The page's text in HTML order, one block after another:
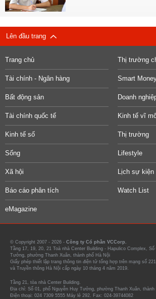
Lên đầu trang
Trang chủ Thị trường
Tài chính - Ngân hàng Smart
Bất động sản Doanh
Tài chính quốc tế Kinh tế vĩ
Kinh tế số Thị trường
Sống Lifestyle
Xã hội Lịch sự kiện
Báo cáo phân tích Watch List
eMagazine
© Copyright 2007 - 2026 - Công ty Cổ phần VCCorp.
Tầng 17, 19, 20, 21 Toà nhà Center Building - Hapulico Complex,
Tưởng, phường Thanh Xuân, thành phố Hà Nội
Giấy phép thiết lập trang thông tin điện tử tổng hợp trên mạng số
và Truyền thông Hà Nội cấp ngày 10 tháng 4 năm 2019.
Tầng 21, tòa nhà Center Building.
Địa chỉ: Số 01, phố Nguyễn Huy Tưởng, phường Thanh Xuân, thành
Điện thoại: 024 7309 5555 Máy lẻ 292. Fax: 024-39744082